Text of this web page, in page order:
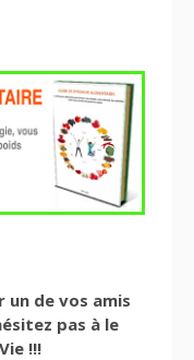
de vos amis
pas à le
!!!